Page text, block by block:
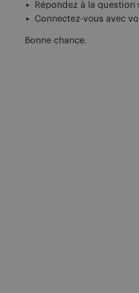
Répondez à la question
Connectez-vous avec
Bonne chance.